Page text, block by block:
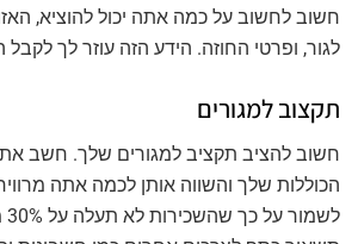
חשוב לחשוב על כמה אתה יכול להוציא,
לגור, ופרטי החוזה. הידע הזה עוזר לך
תקצוב למגורים
חשוב להציב תקציב למגורים שלך. חשב את
הכוללות שלך והשווה אותן לכמה אתה